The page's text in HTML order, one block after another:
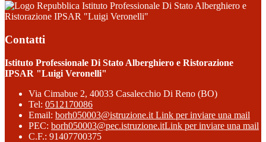
Istituto Professionale Di Stato Alberghiero e
Ristorazione IPSAR "Luigi Veronelli"
Contatti
Istituto Professionale Di Stato Alberghiero e Ristorazione
IPSAR "Luigi Veronelli"
Via Cimabue 2, 40033 Casalecchio Di Reno (BO)
Tel: 0512170086
Email: borh050003@istruzione.it Link per inviare una mail
PEC: borh050003@pec.istruzione.itLink per inviare una mail
C.F.: 91407700375